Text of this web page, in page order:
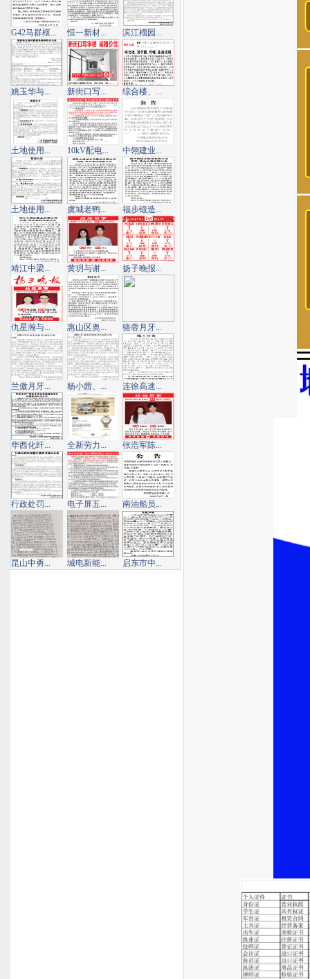
G42马群枢... 恒一新材... 滨江榴园...
姚玉华与... 新街口写... 综合楼、...
土地使用... 10kV配电... 中翎建业...
土地使用... 虞城老鸭... 福步锻造...
靖江中梁... 黄玥与谢... 扬子晚报...
仇星瀚与... 惠山区奥... 骆蓉月牙...
兰傲月牙... 杨小茜、... 连徐高速...
华西化纤... 全新劳力... 张浩军陈...
行政处罚... 电子屏五... 南油船员...
昆山中勇... 城电新能... 启东市中...